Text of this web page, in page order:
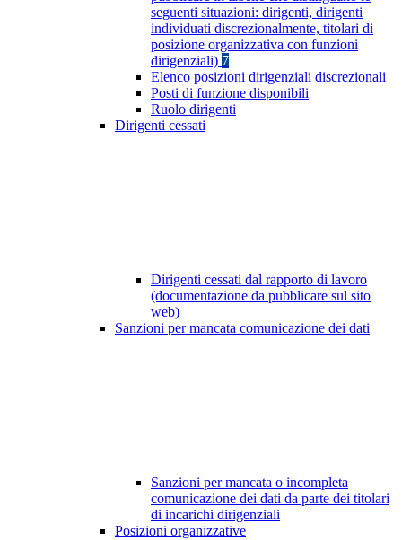
seguenti situazioni: dirigenti, dirigenti
individuati discrezionalmente, titolari di
posizione organizzativa con funzioni
dirigenziali) 7
Elenco posizioni dirigenziali discrezionali
Posti di funzione disponibili
Ruolo dirigenti
Dirigenti cessati
Dirigenti cessati dal rapporto di lavoro
(documentazione da pubblicare sul sito
web)
Sanzioni per mancata comunicazione dei dati
Sanzioni per mancata o incompleta
comunicazione dei dati da parte dei titolari
di incarichi dirigenziali
Posizioni organizzative